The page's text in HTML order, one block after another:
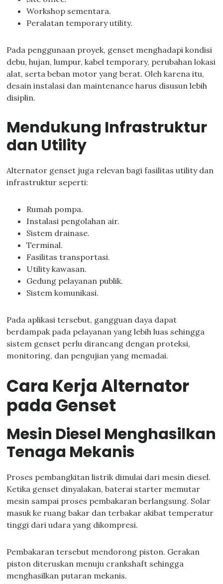
Workshop sementara.
Peralatan temporary utility.
Pada penggunaan proyek, genset menghadapi kondisi
debu, hujan, lumpur, kabel temporary, perubahan lokasi
alat, serta beban motor yang berat. Oleh karena itu,
desain instalasi dan maintenance harus disusun lebih
disiplin.
Mendukung Infrastruktur
dan Utility
Alternator genset juga relevan bagi fasilitas utility dan
infrastruktur seperti:
Rumah pompa.
Instalasi pengolahan air.
Sistem drainase.
Terminal.
Fasilitas transportasi.
Utility kawasan.
Gedung pelayanan publik.
Sistem komunikasi.
Pada aplikasi tersebut, gangguan daya dapat
berdampak pada pelayanan yang lebih luas sehingga
sistem genset perlu dirancang dengan proteksi,
monitoring, dan pengujian yang memadai.
Cara Kerja Alternator
pada Genset
Mesin Diesel Menghasilkan
Tenaga Mekanis
Proses pembangkitan listrik dimulai dari mesin diesel.
Ketika genset dinyalakan, baterai starter memutar
mesin sampai proses pembakaran berlangsung. Solar
masuk ke ruang bakar dan terbakar akibat temperatur
tinggi dari udara yang dikompresi.
Pembakaran tersebut mendorong piston. Gerakan
piston diteruskan menuju crankshaft sehingga
menghasilkan putaran mekanis.